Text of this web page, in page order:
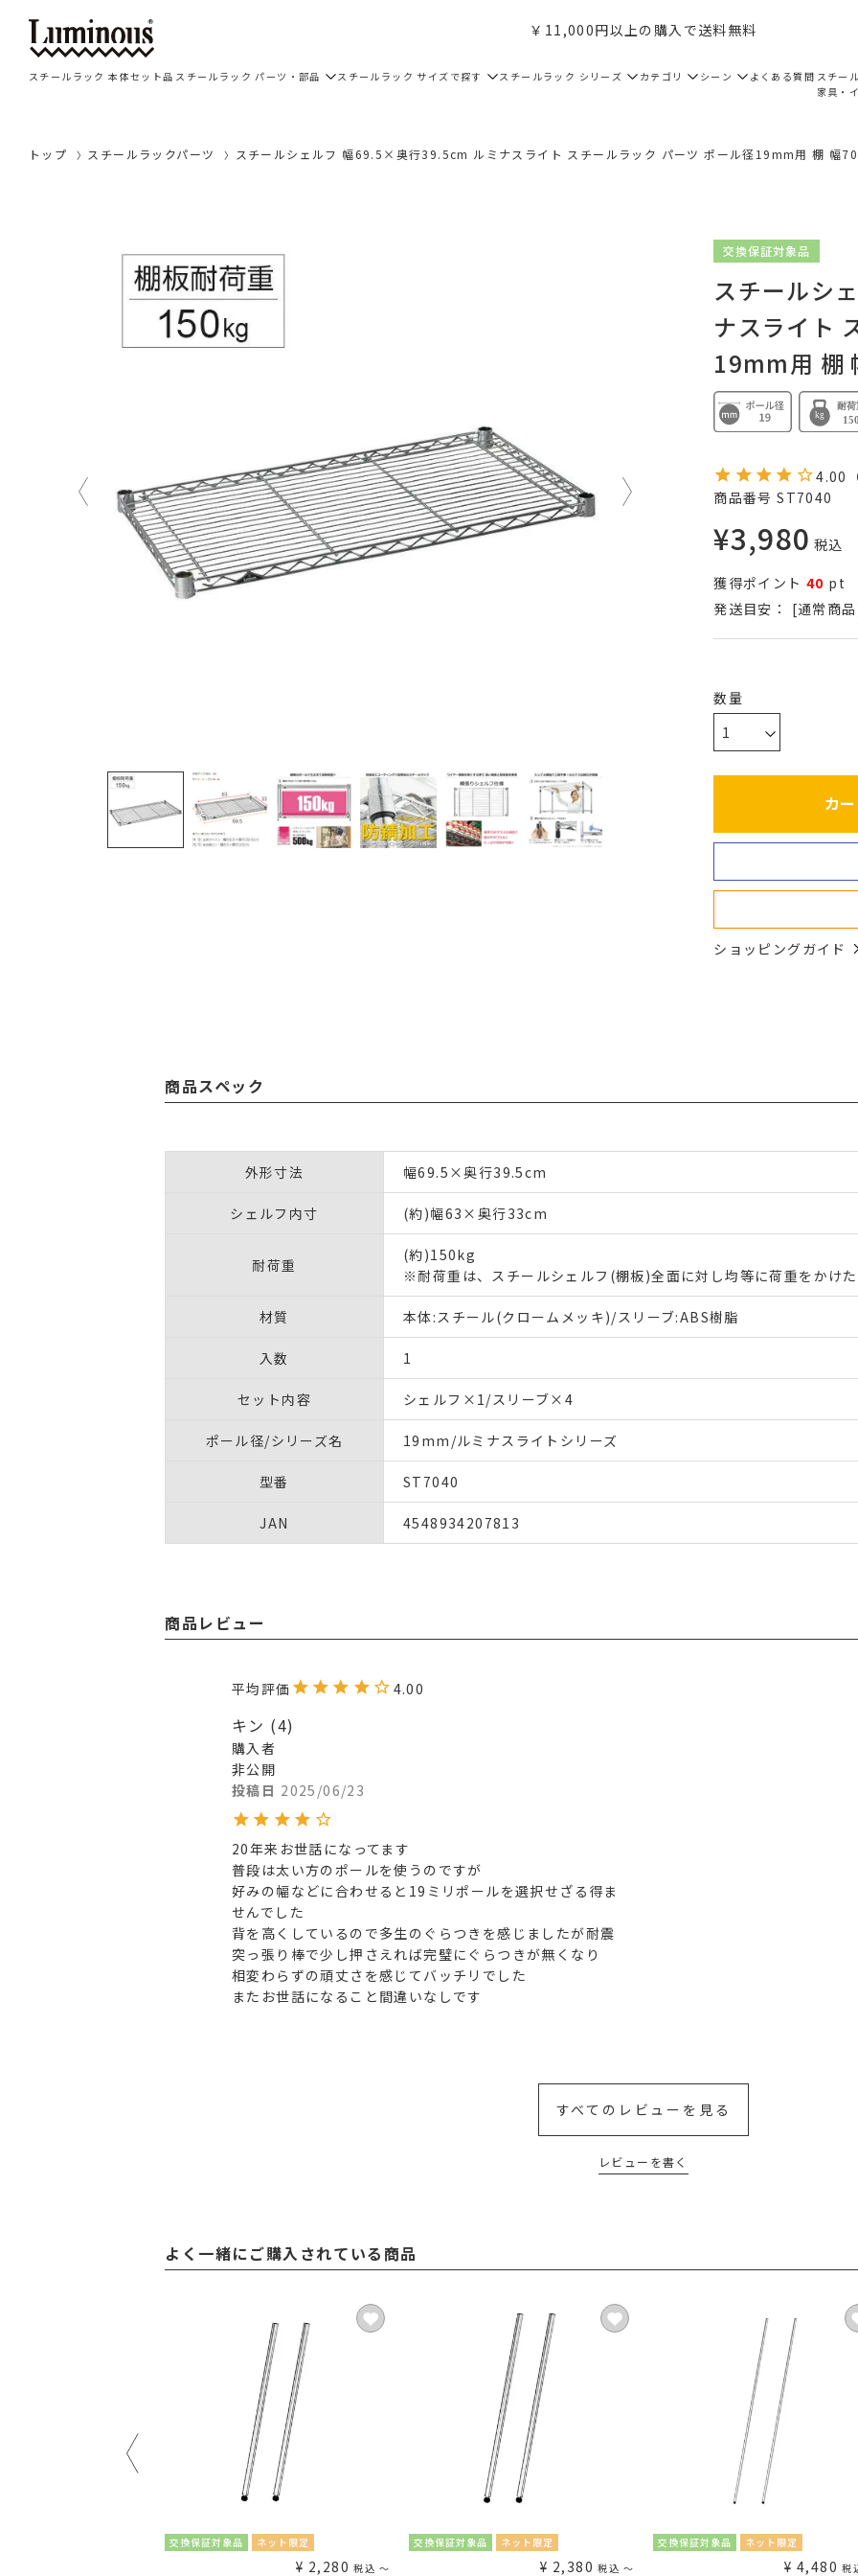
￥11,000円以上の購入で送料無料
スチールラック 本体セット品 スチールラック パーツ・部品 スチールラック サイズで探す スチールラック シリーズ カテゴリ シーン よくある質問 スチー
家具・
トップ スチールラックパーツ スチールシェルフ 幅69.5×奥行39.5cm ルミナスライト スチールラック パーツ ポール径19mm用 棚 幅
交換保証対象品
スチールシ
ナスライト
19mm用 棚
4.00
商品番号 ST7040
¥3,980 税込
獲得ポイント 40 pt
発送目安：
[通常商
カ
ショッピングガイド
商品スペック
外形寸法 幅69.5×奥行39.5cm
シェルフ内寸 (約)幅63×奥行33cm
耐荷重
(約)150kg
※耐荷重は、スチールシェルフ(棚板)全面に対し均等に荷重をかけ
材質 本体:スチール(クロームメッキ)/スリーブ:ABS樹脂
入数 1
セット内容 シェルフ×1/スリーブ×4
ポール径/シリーズ名 19mm/ルミナスライトシリーズ
型番 ST7040
JAN 4548934207813
商品レビュー
4.00
キン 4
購入者
非公開
投稿日 2025/06/23
20年来お世話になってます
普段は太い方のポールを使うのですが
好みの幅などに合わせると19ミリポールを選択せざる得ま
せんでした
背を高くしているので多生のぐらつきを感じましたが耐震
突っ張り棒で少し押さえれば完璧にぐらつきが無くなり
相変わらずの頑丈さを感じてバッチリでした
またお世話になること間違いなしです
すべてのレビューを見る
レビューを書く
よく一緒にご購入されている商品
交換保証対象品 ネット限定
¥ 2,280 税込 〜
交換保証対象品 ネット限定
¥ 2,380 税込 〜
交換保証対象品 ネット限定
¥ 4,480 税